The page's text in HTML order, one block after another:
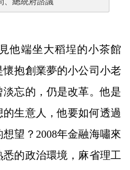
他端坐大稻埕的小茶館
抱創業夢的小公司小老
忘的，仍是改革。他是
生意人，他要如何透過
望？2008年金融海嘯來
的政治環境，麻省理工